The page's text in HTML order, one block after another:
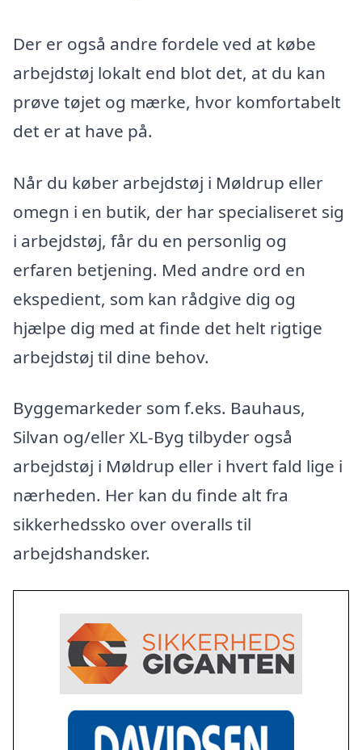
Der er også andre fordele ved at købe
arbejdstøj lokalt end blot det, at du kan
prøve tøjet og mærke, hvor komfortabelt
det er at have på.
Når du køber arbejdstøj i Møldrup eller
omegn i en butik, der har specialiseret sig
i arbejdstøj, får du en personlig og
erfaren betjening. Med andre ord en
ekspedient, som kan rådgive dig og
hjælpe dig med at finde det helt rigtige
arbejdstøj til dine behov.
Byggemarkeder som f.eks. Bauhaus,
Silvan og/eller XL-Byg tilbyder også
arbejdstøj i Møldrup eller i hvert fald lige i
nærheden. Her kan du finde alt fra
sikkerhedssko over overalls til
arbejdshandsker.